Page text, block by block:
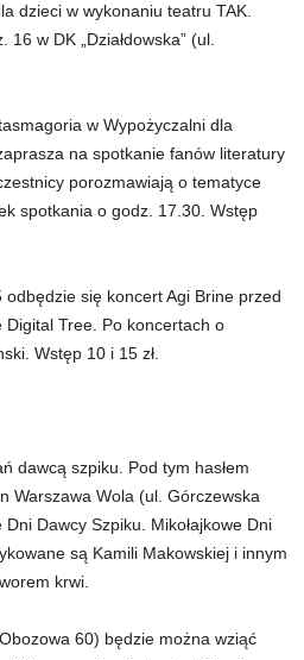
dzieci w wykonaniu teatru TAK.
w DK „Działdowska” (ul.
w Wypożyczalni dla
na spotkanie fanów literatury
porozmawiają o tematyce
spotkania o godz. 17.30. Wstęp
odbędzie się koncert Agi Brine przed
Tree. Po koncertach o
Wstęp 10 i 15 zł.
dawcą szpiku. Pod tym hasłem
Warszawa Wola (ul. Górczewska
Dawcy Szpiku. Mikołajkowe Dni
są Kamili Makowskiej i innym
krwi.
60) będzie można wziąć